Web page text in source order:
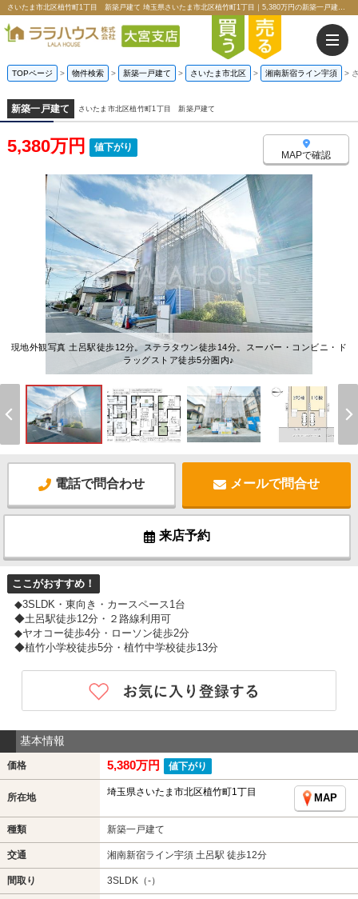
さいたま市北区植竹町1丁目 新築戸建て 埼玉県さいたま市北区植竹町1丁目｜5,380万円の新築一戸建て｜ララハウス株式会社大宮支店
TOPページ > 物件検索 > 新築一戸建て > さいたま市北区 > 湘南新宿ライン宇須 >
新築一戸建て さいたま市北区植竹町1丁目 新築戸建て
5,380万円 値下がり
MAPで確認
現地外観写真 土呂駅徒歩12分。ステラタウン徒歩14分。スーパー・コンビニ・ド
ラッグストア徒歩5分圏内♪
電話で問合わせ メールで問合せ
来店予約
ここがおすすめ！
◆3SLDK・東向き・カースペース1台
◆土呂駅徒歩12分・２路線利用可
◆ヤオコー徒歩4分・ローソン徒歩2分
◆植竹小学校徒歩5分・植竹中学校徒歩13分
基本情報
価格 5,380万円 値下がり
所在地 埼玉県さいたま市北区植竹町1丁目
MAP
種類 新築一戸建て
交通 湘南新宿ライン宇須 土呂駅 徒歩12分
間取り 3SLDK（-）